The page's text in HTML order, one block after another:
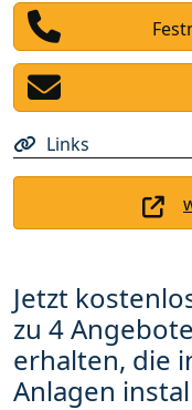
Links
Jetzt
zu 4
erhalten, die
Anlagen